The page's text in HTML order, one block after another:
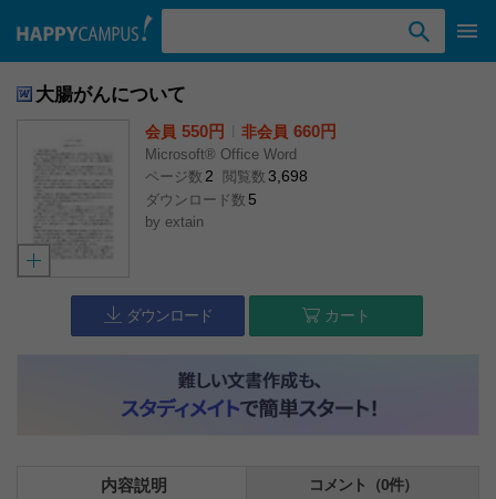
大腸がんについて
会員 550円 非会員 660円
Microsoft® Office Word
ページ数 2 閲覧数 3,698
ダウンロード数 5
by extain
ダウンロード カート
内容説明 コメント（0件）